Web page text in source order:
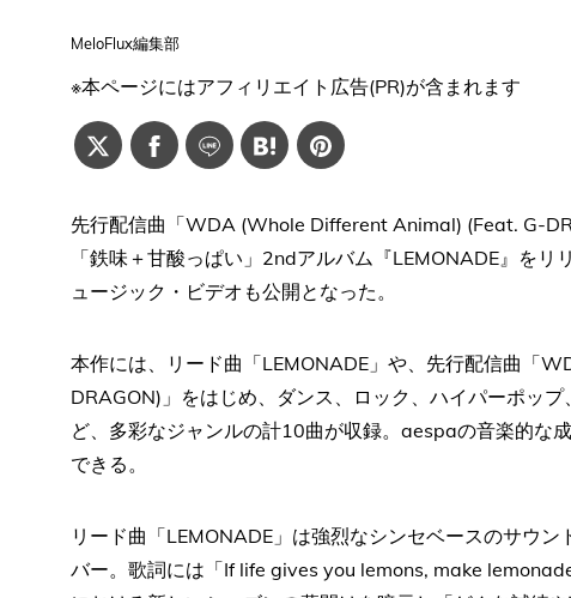
MeloFlux編集部
※本ページにはアフィリエイト広告(PR)が含まれます
先行配信曲「WDA (Whole Different Animal) (Feat. G-
「鉄味＋甘酸っぱい」2ndアルバム『LEMONADE』を
ュージック・ビデオも公開となった。
本作には、リード曲「LEMONADE」や、先行配信曲「
DRAGON)」をはじめ、ダンス、ロック、ハイパーポッ
ど、多彩なジャンルの計10曲が収録。aespaの音楽的な
できる。
リード曲「LEMONADE」は強烈なシンセベースのサウ
バー。歌詞には「If life gives you lemons, make